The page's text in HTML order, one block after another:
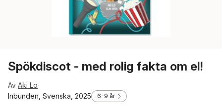
Spökdiscot - med rolig fakta om el!
Av Aki Lo
Inbunden, Svenska, 2025
6-9 år